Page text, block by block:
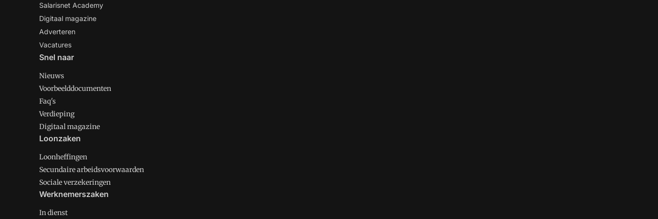
Salarisnet Academy
Digitaal magazine
Adverteren
Vacatures
Snel naar
Nieuws
Voorbeelddocumenten
Faq's
Verdieping
Digitaal magazine
Loonzaken
Loonheffingen
Secundaire arbeidsvoorwaarden
Sociale verzekeringen
Werknemerszaken
In dienst